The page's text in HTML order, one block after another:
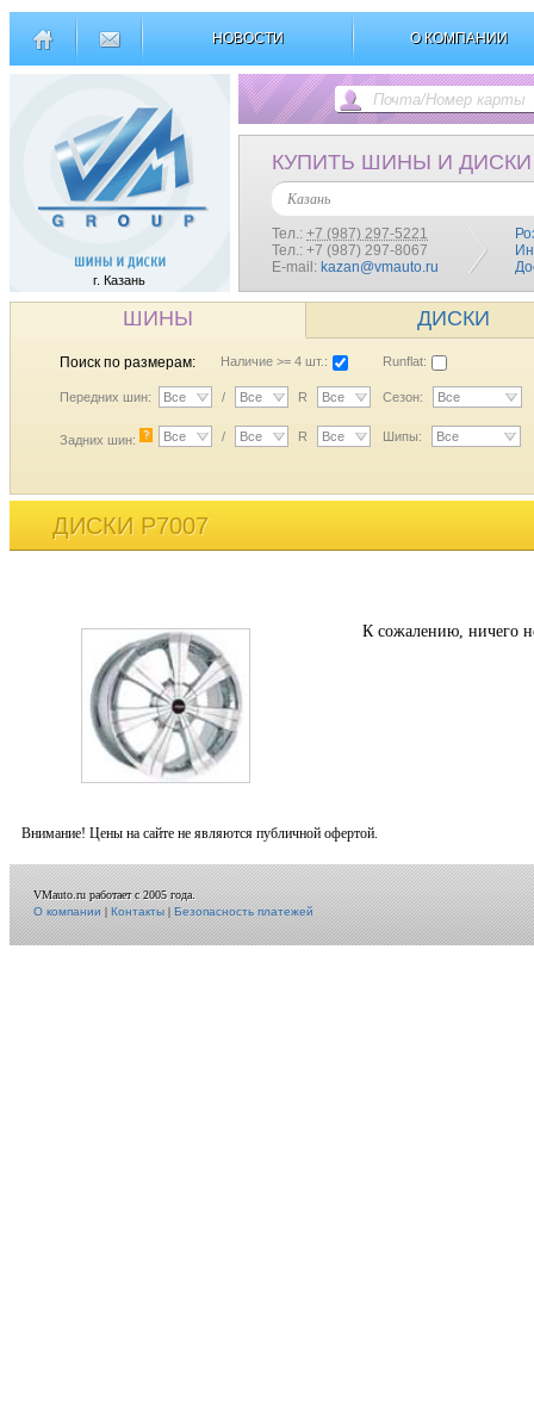
НОВОСТИ О КОМПАНИИ
г. Казань
КУПИТЬ ШИНЫ И ДИСКИ
Казань
Тел.: +7 (987) 297-5221
Тел.: +7 (987) 297-8067
E-mail: kazan@vmauto.ru
ШИНЫ ДИСКИ
Поиск по размерам: Наличие >= 4 шт.: Runflat:
Передних шин: Все / Все R Все Сезон: Все
Задних шин: ? Все / Все R Все Шипы: Все
ДИСКИ P7007
К сожалению, ничего
Внимание! Цены на сайте не являются публичной офертой.
VMauto.ru работает с 2005 года.
О компании|Контакты|Безопасность платежей